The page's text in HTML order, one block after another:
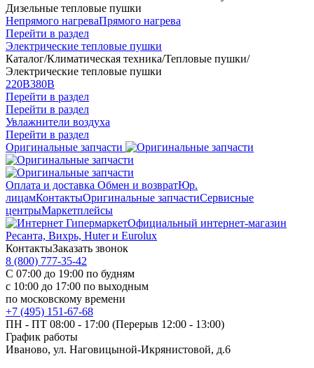
Дизельные тепловые пушки
Непрямого нагреваПрямого нагрева
Перейти в раздел
Электрические тепловые пушки
Каталог/Климатическая техника/Тепловые пушки/
Электрические тепловые пушки
220В380В
Перейти в раздел
Перейти в раздел
Увлажнители воздуха
Перейти в раздел
Оригинальные запчасти
Оплата и доставка Обмен и возвратЮр.
лицамКонтактыОригинальные запчастиСервисные
центрыМаркетплейсы
Официальный интернет-магазин
Ресанта, Вихрь, Huter и Eurolux
КонтактыЗаказать звонок
8 (800) 777-35-42
С 07:00 до 19:00 по будням
с 10:00 до 17:00 по выходным
по московскому времени
+7 (495) 151-67-68
ПН - ПТ 08:00 - 17:00 (Перерыв 12:00 - 13:00)
График работы
Иваново, ул. Наговицыной-Икрянистовой, д.6